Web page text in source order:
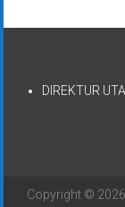
DIREKTUR
Copyright © 2026